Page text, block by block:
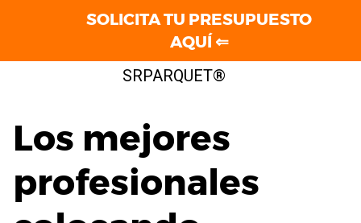
SRPARQUET®
Los mejores
profesionales
SOLICITA TU PRESUPUESTO
AQUÍ ⇐